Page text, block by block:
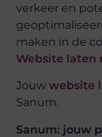
verkeer en
maken in de
Website laten
Jouwwebsite
Sanum.
Sanum: jouw